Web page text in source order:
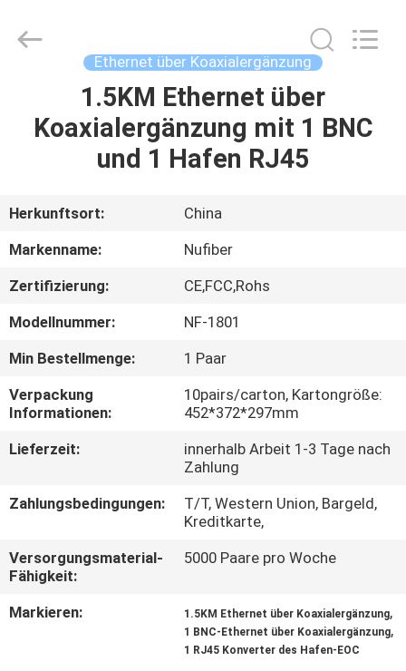
PRODUKTE
ÜBER
UNS
FABRIK-
AUSFLUG
QUALITÄTSKONTROLLE
TRETEN
MIT
IN
VERBINDUNG
Rights
Ethernet über Koaxialergänzung
1.5KM Ethernet über
Koaxialergänzung mit 1 BNC
und 1 Hafen RJ45
Herkunftsort:
China
Markenname:
Nufiber
Zertifizierung:
CE,FCC,Rohs
Modellnummer:
NF-1801
Min Bestellmenge:
1 Paar
Verpackung
Informationen:
10pairs/carton, Kartongröße:
452*372*297mm
Lieferzeit:
innerhalb Arbeit 1-3 Tage nach
Zahlung
Zahlungsbedingungen:
T/T, Western Union, Bargeld,
Kreditkarte,
Versorgungsmaterial-
Fähigkeit:
5000 Paare pro Woche
Markieren: 1.5KM Ethernet über Koaxialergänzung,
1 BNC-Ethernet über Koaxialergänzung,
1 RJ45 Konverter des Hafen-EOC